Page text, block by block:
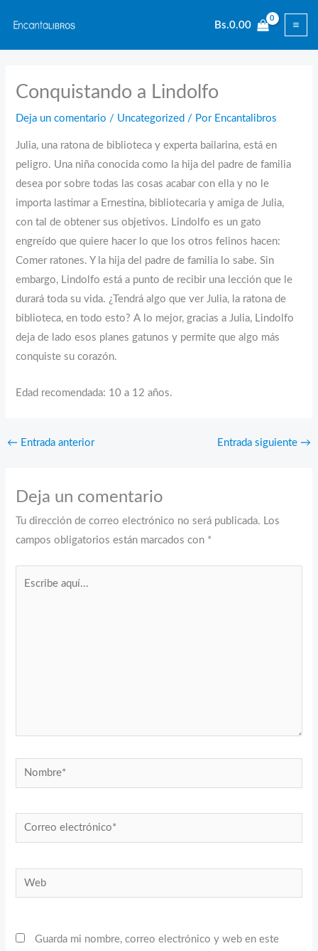
contenido
Bs.0.00
Conquistando a Lindolfo
Deja un comentario / Uncategorized / Por Encantalibros
Julia, una ratona de biblioteca y experta bailarina, está en
peligro. Una niña conocida como la hija del padre de familia
desea por sobre todas las cosas acabar con ella y no le
importa lastimar a Ernestina, bibliotecaria y amiga de Julia,
con tal de obtener sus objetivos. Lindolfo es un gato
engreído que quiere hacer lo que los otros felinos hacen:
Comer ratones. Y la hija del padre de familia lo sabe. Sin
embargo, Lindolfo está a punto de recibir una lección que le
durará toda su vida. ¿Tendrá algo que ver Julia, la ratona de
biblioteca, en todo esto? A lo mejor, gracias a Julia, Lindolfo
deja de lado esos planes gatunos y permite que algo más
conquiste su corazón.
Edad recomendada: 10 a 12 años.
← Entrada anterior Entrada siguiente →
Deja un comentario
Tu dirección de correo electrónico no será publicada. Los
campos obligatorios están marcados con *
Nombre*
Correo
electrónico*
Web
Guarda mi nombre, correo electrónico y web en este